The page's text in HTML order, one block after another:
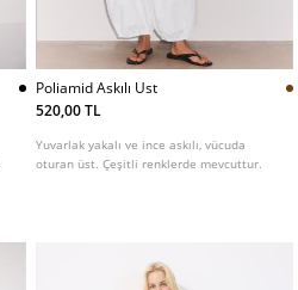
Poliamid Askılı Ust
520,00 TL
Yuvarlak yakalı ve ince askılı, vücuda
oturan üst. Çeşitli renklerde mevcuttur.